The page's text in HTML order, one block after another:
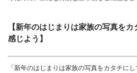
【新年のはじまりは家族の写真を
感じよう】
「新年のはじまりは家族の写真をカタチに